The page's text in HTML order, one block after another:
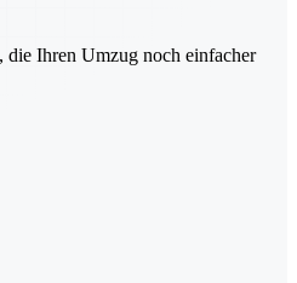
die Ihren Umzug noch einfacher